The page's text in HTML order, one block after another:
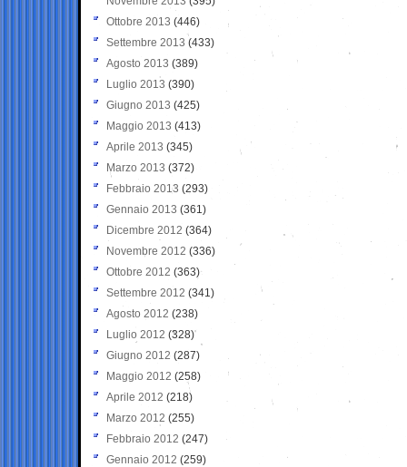
Ottobre 2013 (446)
Settembre 2013 (433)
Agosto 2013 (389)
Luglio 2013 (390)
Giugno 2013 (425)
Maggio 2013 (413)
Aprile 2013 (345)
Marzo 2013 (372)
Febbraio 2013 (293)
Gennaio 2013 (361)
Dicembre 2012 (364)
Novembre 2012 (336)
Ottobre 2012 (363)
Settembre 2012 (341)
Agosto 2012 (238)
Luglio 2012 (328)
Giugno 2012 (287)
Maggio 2012 (258)
Aprile 2012 (218)
Marzo 2012 (255)
Febbraio 2012 (247)
Gennaio 2012 (259)